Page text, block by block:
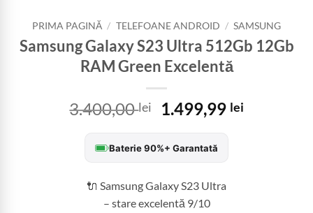
PRIMA PAGINĂ / TELEFOANE ANDROID / SAMSUNG
Samsung Galaxy S23 Ultra 512Gb 12Gb
RAM Green Excelentă
3.400,00lei
Prețul
a
fost:
1.499,99 leiPrețul
Baterie 90%+ Garantată
🔌 Samsung Galaxy S23 Ultra
– stare excelentă 9/10